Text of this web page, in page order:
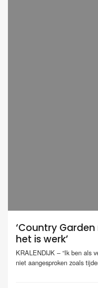
‘Country
het is werk’
KRALENDIJK – “Ik ben als
niet aangesproken zoals